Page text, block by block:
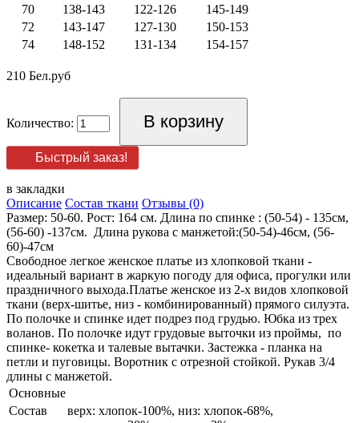
70
138-143 122-126
145-149
72
143-147 127-130
150-153
74
148-152 131-134 154-157
210 Бел.руб
Количество:
Быстрый заказ!
в закладки
Описание Состав ткани Отзывы (0)
Размер: 50-60. Рост: 164 см. Длина по спинке : (50-54) - 135см,
(56-60) -137см. Длина рукова с манжетой:(50-54)-46см, (56-
60)-47см
Свободное легкое женское платье из хлопковой ткани -
идеальный вариант в жаркую погоду для офиса, прогулки или
праздничного выхода.Платье женское из 2-х видов хлопковой
ткани (верх-шитье, низ - комбинированный) прямого силуэта.
По полочке и спинке идет подрез под грудью. Юбка из трех
воланов. По полочке идут грудовые выточки из проймы, по
спинке- кокетка и талевые вытачки. Застежка - планка на
петли и пуговицы. Воротник с отрезной стойкой. Рукав 3/4
длины с манжетой.
Основные
Состав
верх: хлопок-100%, низ: хлопок-68%,